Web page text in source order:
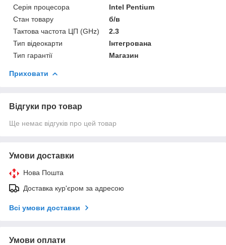
Серія процесора
Intel Pentium
Стан товару
б/в
Тактова частота ЦП (GHz)
2.3
Тип відеокарти
Інтегрована
Тип гарантії
Магазин
Приховати
Відгуки про товар
Ще немає відгуків про цей товар
Умови доставки
Нова Пошта
Доставка кур'єром за адресою
Всі умови доставки
Умови оплати